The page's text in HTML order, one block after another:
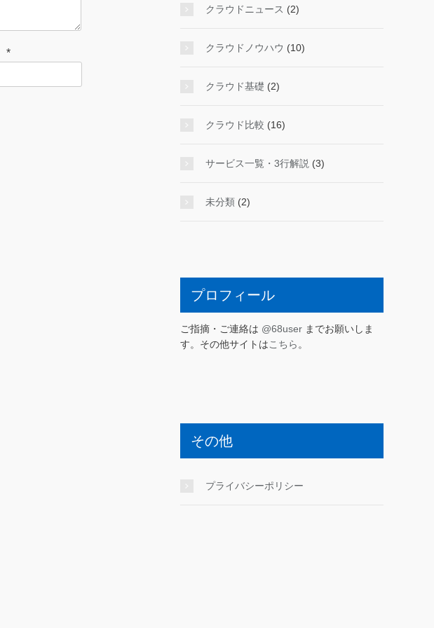
*
クラウドニュース (2)
クラウドノウハウ (10)
クラウド基礎 (2)
クラウド比較 (16)
サービス一覧・3行解説 (3)
未分類 (2)
プロフィール
ご指摘・ご連絡は @68user までお願いしま
す。その他サイトはこちら 。
その他
プライバシーポリシー